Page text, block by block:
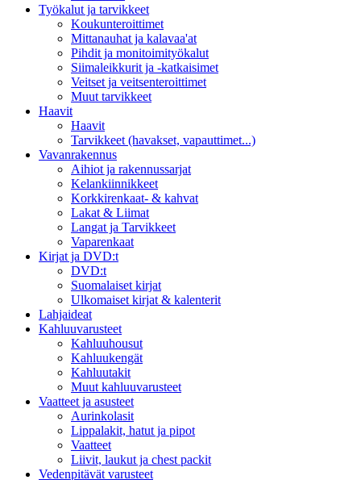
Työkalut ja tarvikkeet
Koukunteroittimet
Mittanauhat ja kalavaa'at
Pihdit ja monitoimityökalut
Siimaleikkurit ja -katkaisimet
Veitset ja veitsenteroittimet
Muut tarvikkeet
Haavit
Haavit
Tarvikkeet (havakset, vapauttimet...)
Vavanrakennus
Aihiot ja rakennussarjat
Kelankiinnikkeet
Korkkirenkaat- & kahvat
Lakat & Liimat
Langat ja Tarvikkeet
Vaparenkaat
Kirjat ja DVD:t
DVD:t
Suomalaiset kirjat
Ulkomaiset kirjat & kalenterit
Lahjaideat
Kahluuvarusteet
Kahluuhousut
Kahluukengät
Kahluutakit
Muut kahluuvarusteet
Vaatteet ja asusteet
Aurinkolasit
Lippalakit, hatut ja pipot
Vaatteet
Liivit, laukut ja chest packit
Vedenpitävät varusteet